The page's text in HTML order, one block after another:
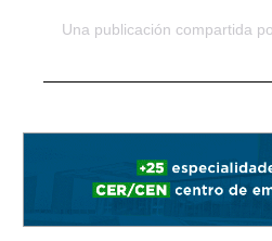
Una publicación compartida